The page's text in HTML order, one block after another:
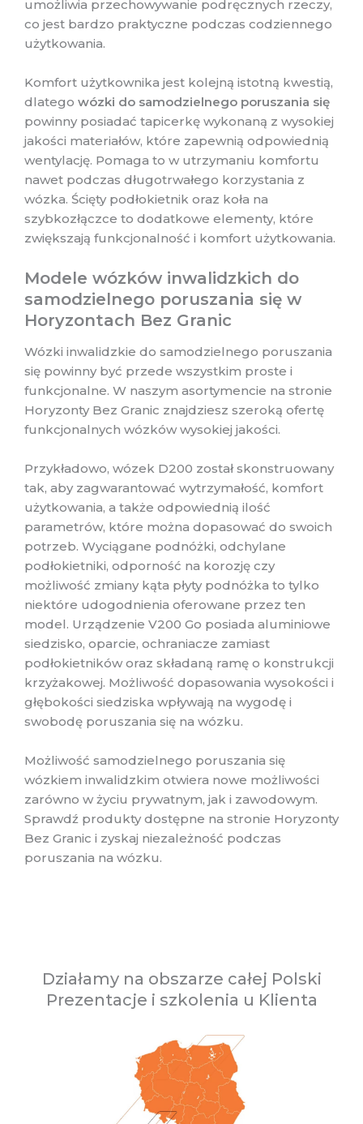
umożliwia przechowywanie podręcznych rzeczy,
co jest bardzo praktyczne podczas codziennego
użytkowania.
Komfort użytkownika jest kolejną istotną kwestią,
dlatego wózki do samodzielnego poruszania się
powinny posiadać tapicerkę wykonaną z wysokiej
jakości materiałów, które zapewnią odpowiednią
wentylację. Pomaga to w utrzymaniu komfortu
nawet podczas długotrwałego korzystania z
wózka. Ścięty podłokietnik oraz koła na
szybkozłączce to dodatkowe elementy, które
zwiększają funkcjonalność i komfort użytkowania.
Modele wózków inwalidzkich do
samodzielnego poruszania się w
Horyzontach Bez Granic
Wózki inwalidzkie do samodzielnego poruszania
się powinny być przede wszystkim proste i
funkcjonalne. W naszym asortymencie na stronie
Horyzonty Bez Granic znajdziesz szeroką ofertę
funkcjonalnych wózków wysokiej jakości.
Przykładowo, wózek D200 został skonstruowany
tak, aby zagwarantować wytrzymałość, komfort
użytkowania, a także odpowiednią ilość
parametrów, które można dopasować do swoich
potrzeb. Wyciągane podnóżki, odchylane
podłokietniki, odporność na korozję czy
możliwość zmiany kąta płyty podnóżka to tylko
niektóre udogodnienia oferowane przez ten
model. Urządzenie V200 Go posiada aluminiowe
siedzisko, oparcie, ochraniacze zamiast
podłokietników oraz składaną ramę o konstrukcji
krzyżakowej. Możliwość dopasowania wysokości i
głębokości siedziska wpływają na wygodę i
swobodę poruszania się na wózku.
Możliwość samodzielnego poruszania się
wózkiem inwalidzkim otwiera nowe możliwości
zarówno w życiu prywatnym, jak i zawodowym.
Sprawdź produkty dostępne na stronie Horyzonty
Bez Granic i zyskaj niezależność podczas
poruszania na wózku.
Działamy na obszarze całej Polski
Prezentacje i szkolenia u Klienta